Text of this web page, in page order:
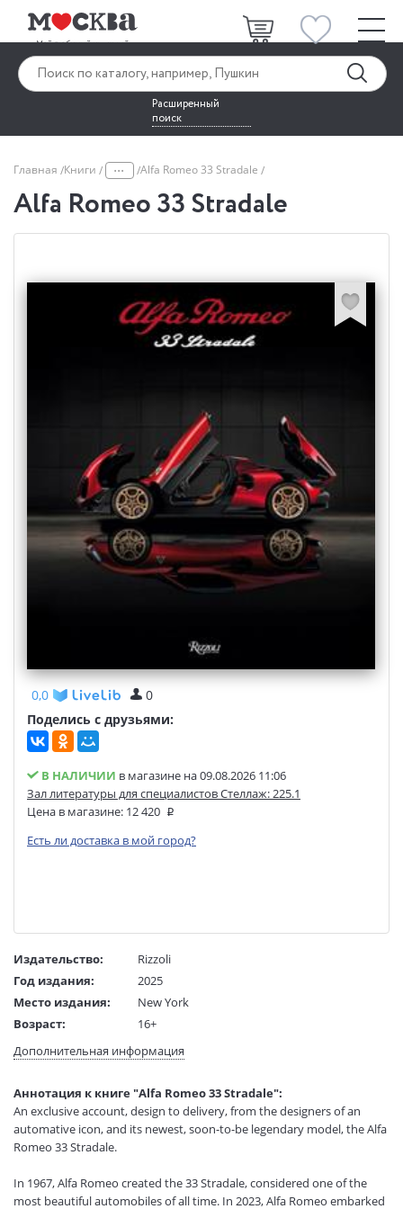
Расширенный
поиск
Главная Книги ... Alfa Romeo 33 Stradale
Alfa Romeo 33 Stradale
0,0
0
Поделись с друзьями:
В НАЛИЧИИ в магазине на 09.08.2026 11:06
Зал литературы для специалистов Стеллаж: 225.1
Цена в магазине: 12 420
Есть ли доставка в мой город?
Издательство:
Rizzoli
Год издания:
2025
Место издания:
New York
Возраст:
16+
Язык текста:
английский
Тип обложки:
Твердый переплет
Размеры в мм
(ДхШхВ):
330x295x30
Страниц:
240
Код товара:
1257942
Дополнительная информация
Аннотация к книге "Alfa Romeo 33 Stradale":
An exclusive account, design to delivery, from the designers of an
automative icon, and its newest, soon-to-be legendary model, the Alfa
Romeo 33 Stradale.
In 1967, Alfa Romeo created the 33 Stradale, considered one of the
most beautiful automobiles of all time. In 2023, Alfa Romeo embarked